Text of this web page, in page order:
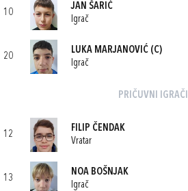
10
JAN ŠARIĆ
Igrač
20
LUKA MARJANOVIĆ (C)
Igrač
PRIČUVNI IGRAČI
12
FILIP ČENDAK
Vratar
13
NOA BOŠNJAK
Igrač